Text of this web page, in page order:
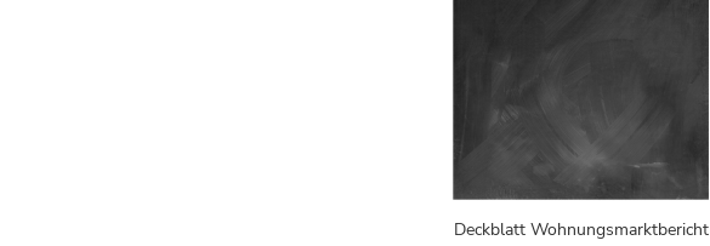
Deckblatt Wohnungsmarktbericht